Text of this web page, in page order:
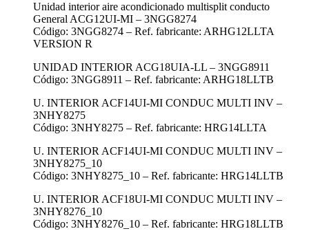
Unidad interior aire acondicionado multisplit conducto
General ACG12UI-MI – 3NGG8274
Código: 3NGG8274 – Ref. fabricante: ARHG12LLTA
VERSION R
UNIDAD INTERIOR ACG18UIA-LL – 3NGG8911
Código: 3NGG8911 – Ref. fabricante: ARHG18LLTB
U. INTERIOR ACF14UI-MI CONDUC MULTI INV –
3NHY8275
Código: 3NHY8275 – Ref. fabricante: HRG14LLTA
U. INTERIOR ACF14UI-MI CONDUC MULTI INV –
3NHY8275_10
Código: 3NHY8275_10 – Ref. fabricante: HRG14LLTB
U. INTERIOR ACF18UI-MI CONDUC MULTI INV –
3NHY8276_10
Código: 3NHY8276_10 – Ref. fabricante: HRG18LLTB